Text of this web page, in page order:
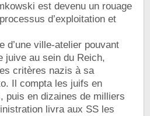
est devenu un rouage
d’exploitation et
d’une ville-atelier pouvant
juive au sein du Reich,
critères nazis à sa
Il compta les juifs en
puis en dizaines de milliers
livra aux SS les